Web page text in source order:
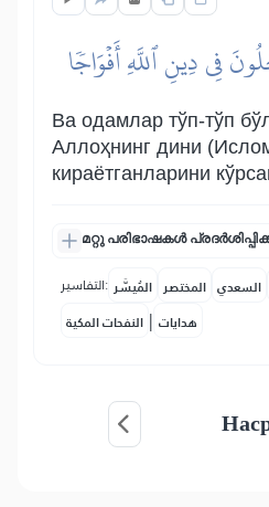
فِي دِينِ ٱللَّهِ أَفۡوَاجٗا
Ва одамлар тўп-тўп
Аллоҳнинг дини
кираётганларини
മറ്റു പരിഭാഷകൾ
التفاسير: المُيسَّر المختصر السعدي
النفحات المكية | هدايات